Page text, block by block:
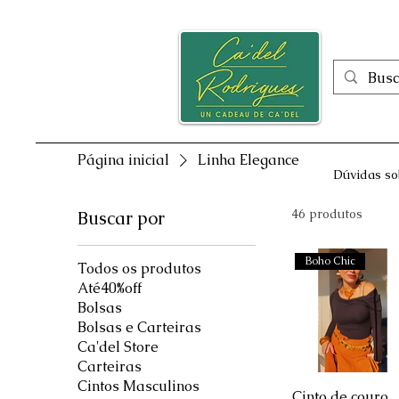
Página inicial Linha Elegance
Buscar por
Todos os produtos
Até40%off
Bolsas
Bolsas e Carteiras
Ca'del Store
Carteiras
Cintos Masculinos
46 produtos
Visualização
Boho Chic
Dúvidas